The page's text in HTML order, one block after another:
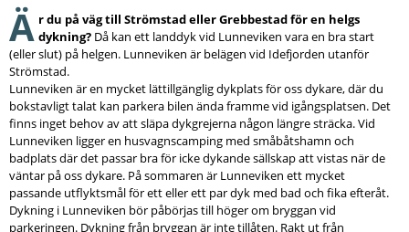
Ä r du på väg till Strömstad eller Grebbestad för en helgs
dykning? Då kan ett landdyk vid Lunneviken vara en bra start
(eller slut) på helgen. Lunneviken är belägen vid Idefjorden utanför
Strömstad.
Lunneviken är en mycket lättillgänglig dykplats för oss dykare, där du
bokstavligt talat kan parkera bilen ända framme vid igångsplatsen. Det
finns inget behov av att släpa dykgrejerna någon längre sträcka. Vid
Lunneviken ligger en husvagnscamping med småbåtshamn och
badplats där det passar bra för icke dykande sällskap att vistas när de
väntar på oss dykare. På sommaren är Lunneviken ett mycket
passande utflyktsmål för ett eller ett par dyk med bad och fika efteråt.
Dykning i Lunneviken bör påbörjas till höger om bryggan vid
parkeringen. Dykning från bryggan är inte tillåten. Rakt ut från